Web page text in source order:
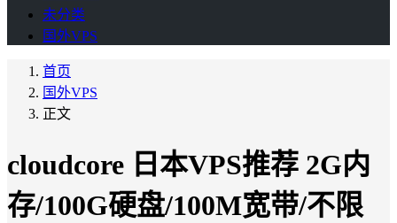
未分类
国外VPS
首页
国外VPS
正文
cloudcore 日本VPS推荐 2G内
存/100G硬盘/100M宽带/不限